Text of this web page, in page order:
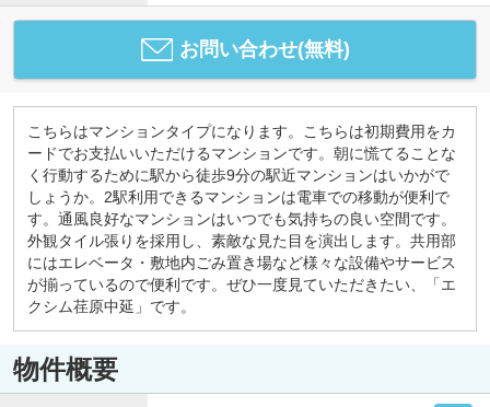
お問い合わせ(無料)
こちらはマンションタイプになります。こちらは初期費用をカ
ードでお支払いいただけるマンションです。朝に慌てることな
く行動するために駅から徒歩9分の駅近マンションはいかがで
しょうか。2駅利用できるマンションは電車での移動が便利で
す。通風良好なマンションはいつでも気持ちの良い空間です。
外観タイル張りを採用し、素敵な見た目を演出します。共用部
にはエレベータ・敷地内ごみ置き場など様々な設備やサービス
が揃っているので便利です。ぜひ一度見ていただきたい、「エ
クシム荏原中延」です。
物件概要